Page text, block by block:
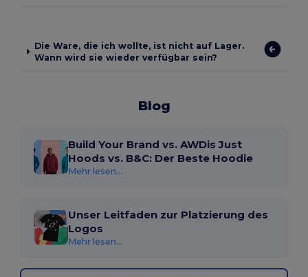
Die Ware, die ich wollte, ist nicht auf Lager.
Wann wird sie wieder verfügbar sein?
Blog
Build Your Brand vs. AWDis Just
Hoods vs. B&C: Der Beste Hoodie
Mehr lesen...
Unser Leitfaden zur Platzierung des
Logos
Mehr lesen...